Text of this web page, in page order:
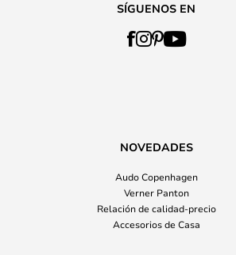
SÍGUENOS EN
NOVEDADES
Audo Copenhagen
Verner Panton
Relación de calidad-precio
Accesorios de Casa